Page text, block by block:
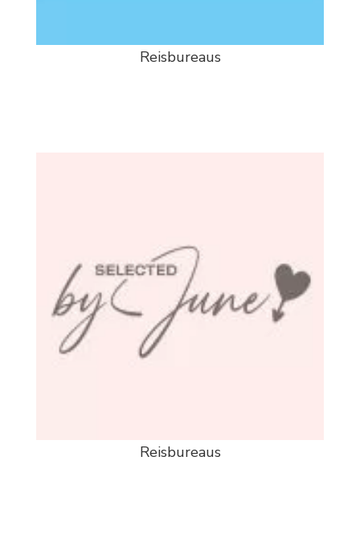
Reisbureaus
Reisbureaus